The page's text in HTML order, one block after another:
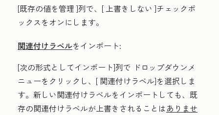
[既存の値を管理 ]列で、[ 上書きしない ]チェックボ
ックスをオンにします。
関連付けラベルをインポート:
[次の形式としてインポート]列で ドロップダウンメ
ニューをクリックし、[ 関連付けラベル]を選択しま
す。新しい関連付けラベルをインポートしても、既
存の関連付けラベルが上書きされることはありませ